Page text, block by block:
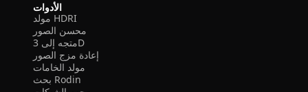
الأدوات
مولد HDRI
محسن الصور
متجه إلى 3D
إعادة مزج الصور
مولد الخامات
بحث Rodin